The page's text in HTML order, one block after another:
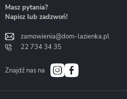
Bath&Spa
Masz pytania?
Napisz lub zadzwoń!
zamowienia@dom-lazienka.pl
22 734 34 35
Znajdź nas na